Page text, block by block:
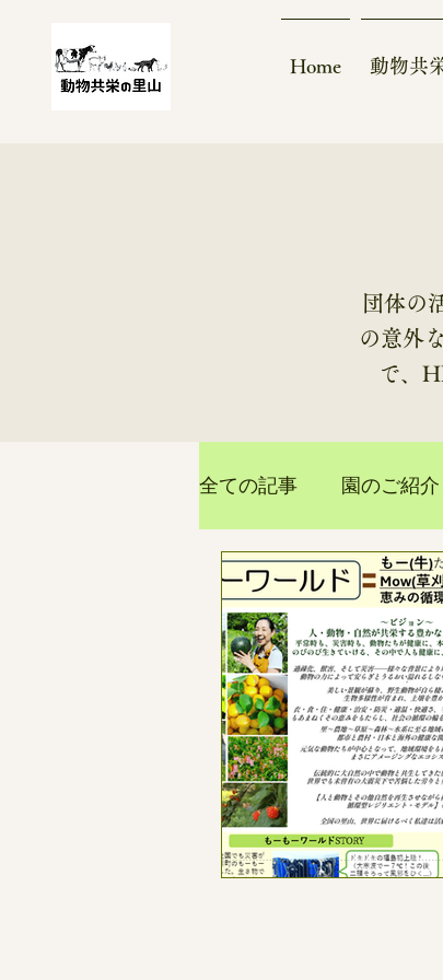
Home 動物共
団体の
の意外
で、
全ての記事 園のご紹介
富岡モデル 大熊
自然 自給自足生活
来園、見学、体験、
収支報告